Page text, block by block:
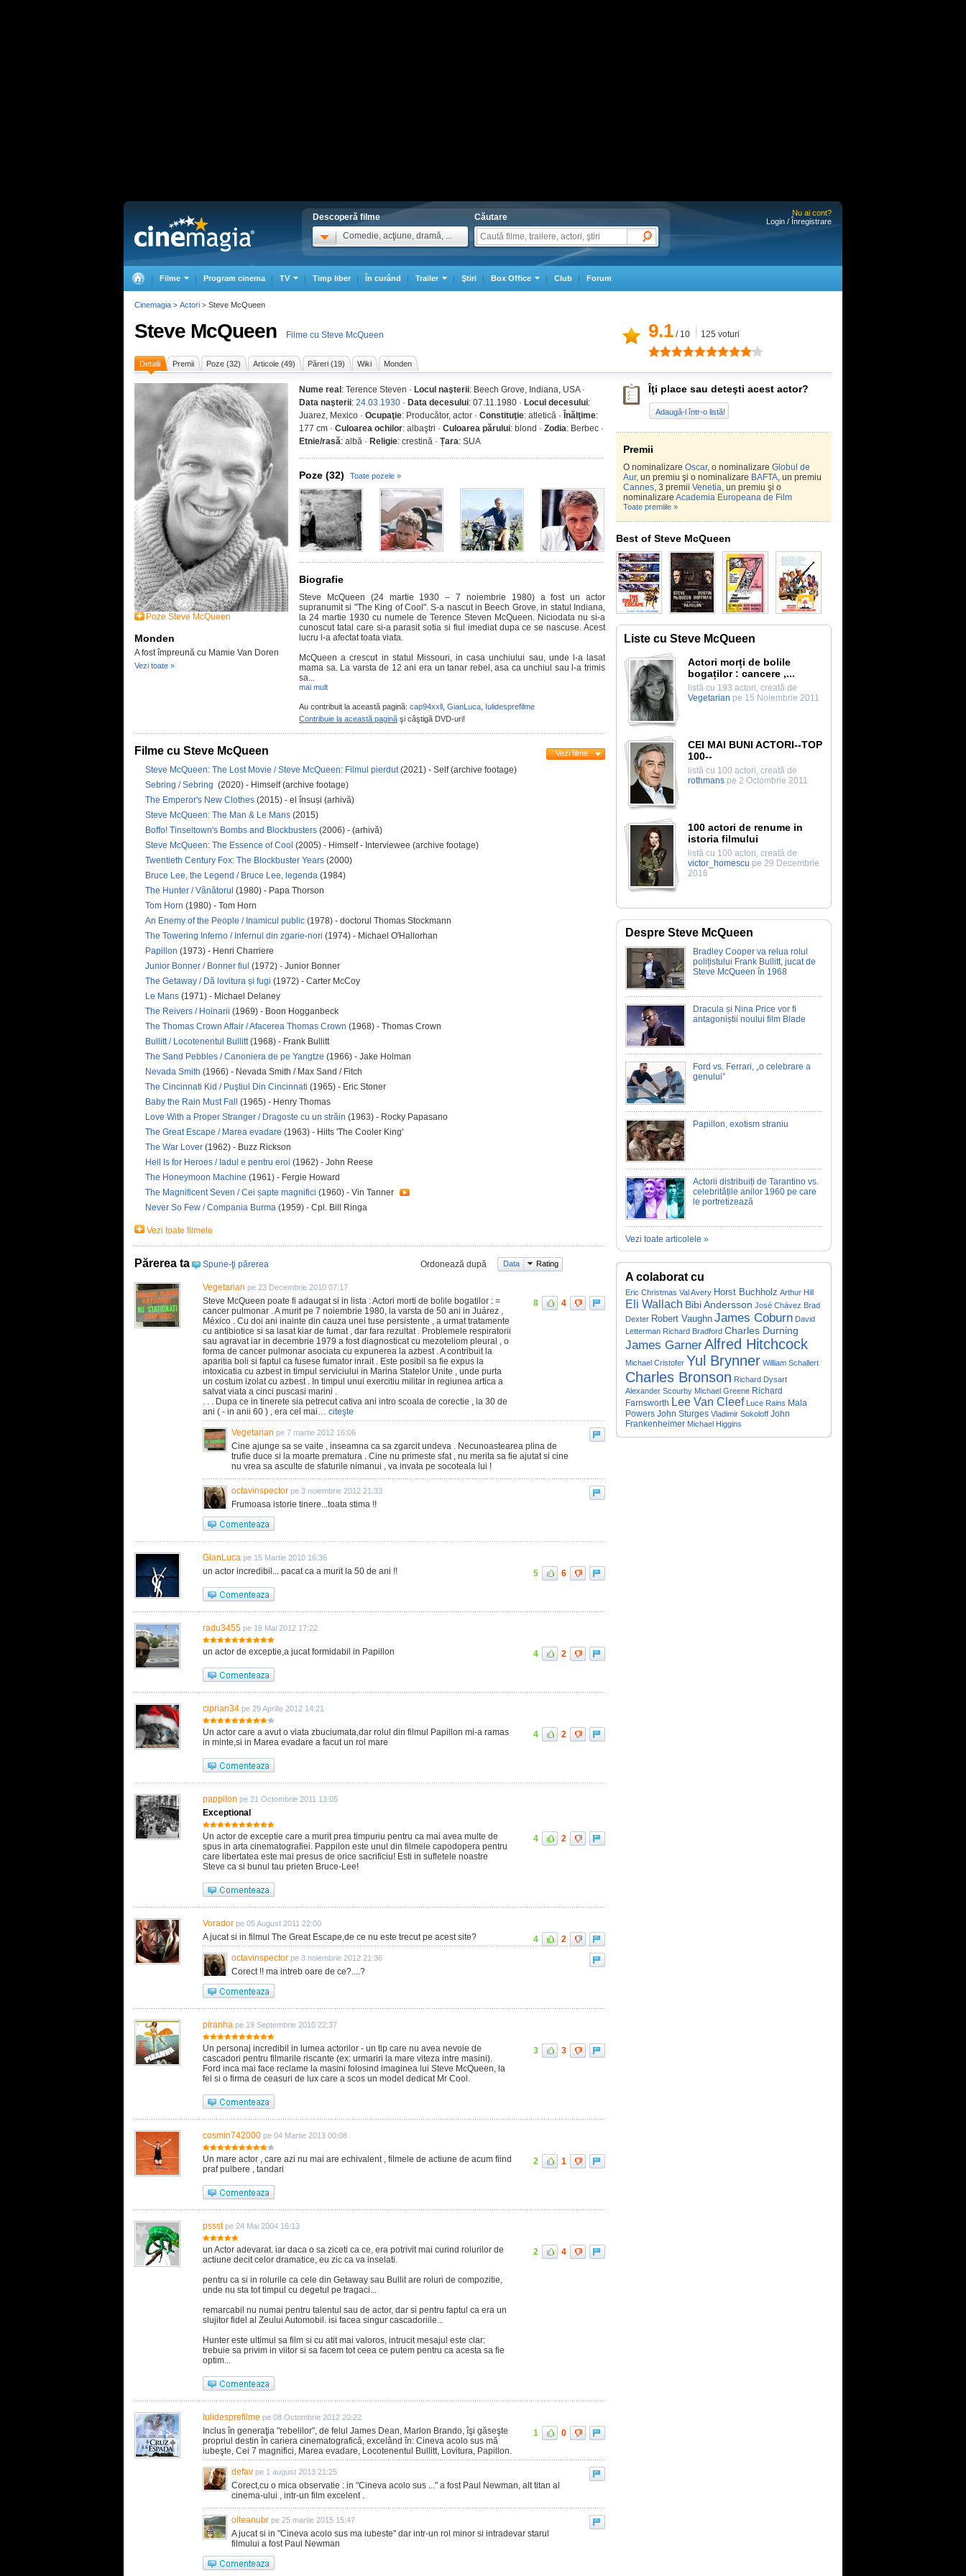
Descoperă filme
Comedie, acţiune, dramă, ...
Căutare
Nu ai cont?
Login / Înregistrare
Filme Program cinema TV Timp liber În curând Trailer Ştiri Box Office Club Forum
Steve McQueen Filme cu Steve McQueen 9.1 / 10 125 voturi
Detalii Premii Poze (32) Articole (49) Păreri (19) Wiki Monden
Poze Steve McQueen
Monden
A fost împreună cu Mamie Van Doren
Vezi toate »
Nume real : Terence Steven · Locul naşterii: Beech Grove, Indiana, USA ·
Data naşterii: 24.03.1930 · Data decesului: 07.11.1980 · Locul decesului:
Juarez, Mexico · Ocupaţie: Producător, actor · Constituţie: atletică · Înălţime:
177 cm · Culoarea ochilor: albaştri · Culoarea părului: blond · Zodia: Berbec ·
Etnie/rasă: albă · Religie: crestină · Țara: SUA
Poze (32) Toate pozele »
Biografie
Steve McQueen (24 martie 1930 – 7 noiembrie 1980) a fost un actor
supranumit si "The King of Cool". S-a nascut in Beech Grove, in statul Indiana,
la 24 martie 1930 cu numele de Terence Steven McQueen. Niciodata nu si-a
cunoscut tatal care si-a parasit sotia si fiul imediat dupa ce se nascuse. Acest
lucru l-a afectat toata viata.
McQueen a crescut in statul Missouri, in casa unchiului sau, unde l-a lasat
mama sa. La varsta de 12 ani era un tanar rebel, asa ca unchiul sau l-a trimis
sa...
mai mult
Au contribuit la această pagină: cap94xxll GianLuca Iulidesprefilme
Contribuie la această pagină şi câştigă DVD-uri!
Filme cu Steve McQueen Vezi filme
Steve McQueen: The Lost Movie / Steve McQueen: Filmul pierdut(2021) - Self (archive footage)
Sebring / Sebring (2020) - Himself (archive footage)
The Emperor's New Clothes (2015) - el însuși (arhivă)
Steve McQueen: The Man & Le Mans (2015)
Boffo! Tinseltown's Bombs and Blockbusters (2006) - (arhivă)
Steve McQueen: The Essence of Cool (2005) - Himself - Interviewee (archive footage)
Twentieth Century Fox: The Blockbuster Years (2000)
Bruce Lee, the Legend / Bruce Lee, legenda (1984)
The Hunter / Vânătorul (1980) - Papa Thorson
Tom Horn (1980) - Tom Horn
An Enemy of the People / Inamicul public (1978) - doctorul Thomas Stockmann
The Towering Inferno / Infernul din zgarie-nori (1974) - Michael O'Hallorhan
Papillon (1973) - Henri Charriere
Junior Bonner / Bonner fiul (1972) - Junior Bonner
The Getaway / Dă lovitura și fugi (1972) - Carter McCoy
Le Mans (1971) - Michael Delaney
The Reivers / Hoinarii (1969) - Boon Hogganbeck
The Thomas Crown Affair / Afacerea Thomas Crown (1968) - Thomas Crown
Bullitt / Locotenentul Bullitt(1968) - Frank Bullitt
The Sand Pebbles / Canoniera de pe Yangtze (1966) - Jake Holman
Nevada Smith (1966) - Nevada Smith / Max Sand / Fitch
The Cincinnati Kid / Puştiul Din Cincinnati (1965) - Eric Stoner
Baby the Rain Must Fall (1965) - Henry Thomas
Love With a Proper Stranger / Dragoste cu un străin (1963) - Rocky Papasano
The Great Escape / Marea evadare (1963) - Hilts 'The Cooler King'
The War Lover (1962) - Buzz Rickson
Hell Is for Heroes / Iadul e pentru eroi (1962) - John Reese
The Honeymoon Machine (1961) - Fergie Howard
The Magnificent Seven / Cei șapte magnifici (1960) - Vin Tanner
Never So Few / Compania Burma (1959) - Cpl. Bill Ringa
Vezi toate filmele
Părerea ta Spune-ţi părerea Ordonează după Data Rating
Vegetarian pe 23 Decembrie 2010 07:17
Steve McQueen poate fi adaugat si in lista : Actori morti de bolile bogatilor : =
cancer pulmonar . A murit pe 7 noiembrie 1980, la varsta de 50 ani in Juárez ,
México . Cu doi ani inainte din cauza unei tuse persistente , a urmat tratamente
cu antibiotice si sa lasat kiar de fumat , dar fara rezultat . Problemele respiratorii
sau agravat iar in decembrie 1979 a fost diagnosticat cu mezoteliom pleural , o
forma de cancer pulmonar asociata cu expunerea la azbest . A contribuit la
aparitia boli si faptul ca fusese fumator inrait . Este posibil sa fie expus la
intoxicatia cu azbest in timpul serviciului in Marina Statelor Unite , unde purta
un costum izolat cu azbest . In timpul unui exercitiu militar in regiunea artica a
salvat viata a cinci puscasi marini .
. . . Dupa ce in tinerete sia petrecut cativa ani intro scoala de corectie , la 30 de
ani ( - in anii 60 ) , era cel mai… citeşte
8 4
Vegetarian pe 7 martie 2012 16:06
Cine ajunge sa se vaite , inseamna ca sa zgarcit undeva . Necunoastearea plina de
trufie duce si la moarte prematura . Cine nu primeste sfat , nu merita sa fie ajutat si cine
nu vrea sa asculte de sfaturile nimanui , va invata pe socoteala lui !
octavinspector pe 3 noiembrie 2012 21:33
Frumoasa istorie tinere...toata stima !!
GianLuca pe 15 Martie 2010 16:36
un actor incredibil... pacat ca a murit la 50 de ani !! 5 6
radu3455 pe 18 Mai 2012 17:22
un actor de exceptie,a jucat formidabil in Papillon 4 2
ciprian34 pe 29 Aprilie 2012 14:21
Un actor care a avut o viata zbuciumata,dar rolul din filmul Papillon mi-a ramas
in minte,si in Marea evadare a facut un rol mare
4 2
pappilon pe 21 Octombrie 2011 13:05
Exceptional
Un actor de exceptie care a murit prea timpuriu pentru ca mai avea multe de
spus in arta cinematografiei. Pappilon este unul din filmele capodopera pentru
care libertatea este mai presus de orice sacrificiu! Esti in sufletele noastre
Steve ca si bunul tau prieten Bruce-Lee!
4 2
Vorador pe 05 August 2011 22:00
A jucat si in filmul The Great Escape,de ce nu este trecut pe acest site? 4
2
octavinspector pe 3 noiembrie 2012 21:36
Corect !! ma intreb oare de ce?....?
piranha pe 19 Septembrie 2010 22:37
Un personaj incredibil in lumea actorilor - un tip care nu avea nevoie de
cascadori pentru filmarile riscante (ex: urmariri la mare viteza intre masini).
Ford inca mai face reclame la masini folosind imaginea lui Steve McQueen, la
fel si o firma de ceasuri de lux care a scos un model dedicat Mr Cool.
3 3
cosmin742000 pe 04 Martie 2013 00:08
Un mare actor , care azi nu mai are echivalent , filmele de actiune de acum fiind
praf pulbere , tandari
2 1
pssst pe 24 Mai 2004 16:13
un Actor adevarat. iar daca o sa ziceti ca ce, era potrivit mai curind rolurilor de
actiune decit celor dramatice, eu zic ca va inselati.
pentru ca si in rolurile ca cele din Getaway sau Bullit are roluri de compozitie,
unde nu sta tot timpul cu degetul pe tragaci...
remarcabil nu numai pentru talentul sau de actor, dar si pentru faptul ca era un
slujitor fidel al Zeului Automobil. isi facea singur cascadoriile...
Hunter este ultimul sa film si cu atit mai valoros, intrucit mesajul este clar:
trebuie sa privim in viitor si sa facem tot ceea ce putem pentru ca acesta sa fie
optim...
2 4
Iulidesprefilme pe 08 Octombrie 2012 20:22
Inclus în generaţia "rebelilor", de felul James Dean, Marlon Brando, îşi găseşte
propriul destin în cariera cinematografică, excelând în: Cineva acolo sus mă
iubeşte, Cei 7 magnifici, Marea evadare, Locotenentul Bullitt, Lovitura, Papillon.
1 0
defav pe 1 august 2013 21:25
Corect,cu o mica observatie : in "Cineva acolo sus ..." a fost Paul Newman, alt titan al
cinema-ului , intr-un film excelent .
olteanubr pe 25 martie 2015 15:47
A jucat si in "Cineva acolo sus ma iubeste" dar intr-un rol minor si intradevar starul
filmului a fost Paul Newman
Îţi place sau deteşti acest actor?
Adaugă-l într-o listă!
Premii
O nominalizare Oscar, o nominalizare Globul de
Aur, un premiu şi o nominalizare BAFTA, un premiu
Cannes, 3 premii Venetia, un premiu şi o
nominalizare Academia Europeana de Film
Toate premiile »
Best of Steve McQueen
Liste cu Steve McQueen
Actori morți de bolile
bogaților : cancere ,...
listă cu 193 actori, creată de
Vegetarian pe 15 Noiembrie 2011
CEI MAI BUNI ACTORI--TOP
100--
listă cu 100 actori, creată de
rothmans pe 2 Octombrie 2011
100 actori de renume in
istoria filmului
listă cu 100 actori, creată de
victor_homescu pe 29 Decembrie
2016
Despre Steve McQueen
Bradley Cooper va relua rolul
polițistului Frank Bullitt, jucat de
Steve McQueen în 1968
Dracula și Nina Price vor fi
antagoniștii noului film Blade
Ford vs. Ferrari, „o celebrare a
genului”
Papillon, exotism straniu
Actorii distribuiți de Tarantino vs.
celebritățile anilor 1960 pe care
le portretizează
Vezi toate articolele »
A colaborat cu
Eric Christmas Val Avery Horst Buchholz Arthur Hill
Eli Wallach Bibi Andersson José Chávez Brad
Dexter Robert Vaughn James Coburn David
Letterman Richard Bradford Charles Durning
James GarnerAlfred Hitchcock
Michael Cristofer Yul Brynner William Schallert
Charles Bronson Richard Dysart
Alexander Scourby Michael Greene Richard
Farnsworth Lee Van Cleef Luce Rains Mala
Powers John Sturges Vladimir Sokoloff John
Frankenheimer Michael Higgins
Cinemagia > Actori > Steve McQueen